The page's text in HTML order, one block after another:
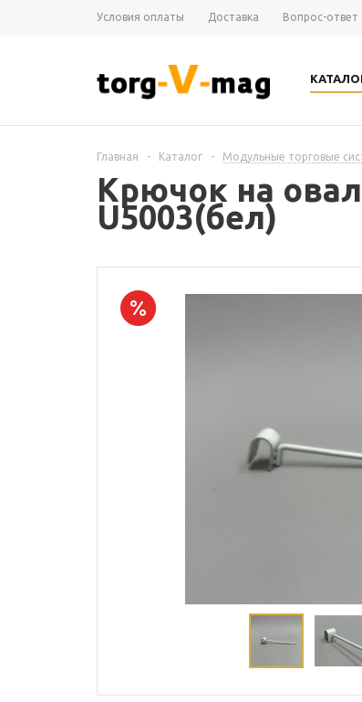
Условия оплаты Доставка Вопрос-ответ
Главная - Каталог - Модульные торговые
Крючок на
U5003(бел)